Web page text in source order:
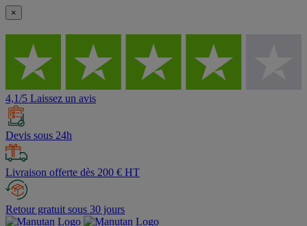
×
4,1/5 Laissez un avis
Devis sous 24h
Livraison offerte dès 200 € HT
Retour gratuit sous 30 jours